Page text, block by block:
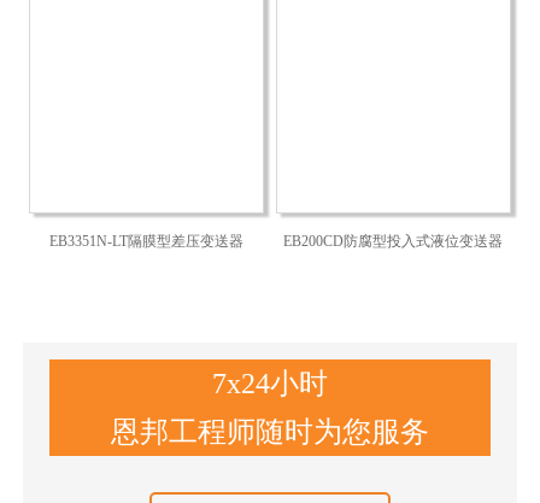
EB3351N-LT隔膜型差压变送器 EB200CD防腐型投入式液位变送器
7x24小时
恩邦工程师随时为您服务